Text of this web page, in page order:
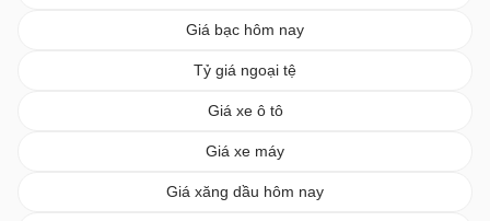
Giá bạc hôm nay
Tỷ giá ngoại tệ
Giá xe ô tô
Giá xe máy
Giá xăng dầu hôm nay